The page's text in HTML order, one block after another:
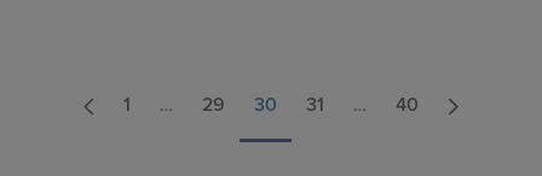
1 … 29 30 31 … 40